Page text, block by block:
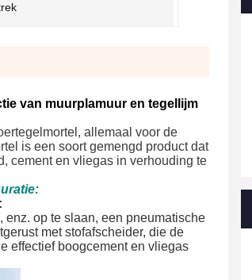
van muurplamuur en tegellijm
allemaal voor de
is een soort gemengd product dat
cement en vliegas in verhouding te
enz. op te slaan, een pneumatische
met stofafscheider, die de
effectief boogcement en vliegas